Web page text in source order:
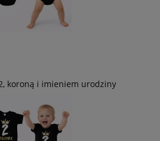
koroną i imieniem urodziny